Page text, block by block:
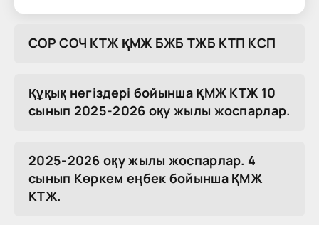
COP COЧ KTЖ ҚMЖ БЖБ TЖБ KTП KCП
Құқық негіздері бойынша ҚМЖ КТЖ 10
сынып 2025-2026 оқу жылы жоспарлар.
2025-2026 оқу жылы жоспарлар. 4
сынып Көркем еңбек бойынша ҚМЖ
КТЖ.